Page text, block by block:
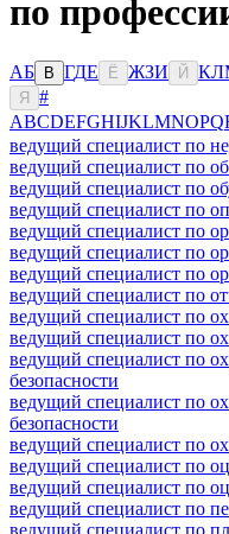
по
АБ В ГДЕ Ё ЖЗИ Й КЛ
Я
#
ABCDEFGHIJKLMNOPQ
ведущий специалист по
ведущий специалист по
ведущий специалист по
ведущий специалист по
ведущий специалист по
ведущий специалист по
ведущий специалист по
ведущий специалист по
ведущий специалист по
ведущий специалист по
ведущий специалист по
безопасности
ведущий специалист по
безопасности
ведущий специалист по
ведущий специалист по
ведущий специалист по
ведущий специалист по
ведущий специалист по